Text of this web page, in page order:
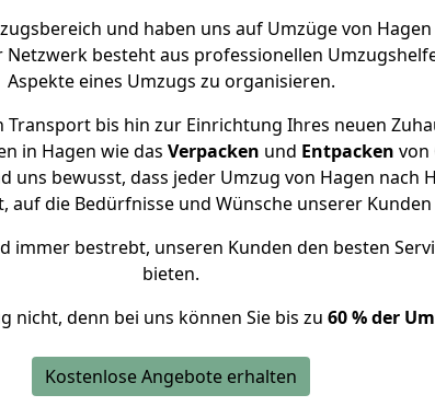
und haben uns auf Umzüge von
Netzwerk besteht aus professionellen
Aspekte eines Umzugs zu organisieren.
Transport bis hin zur Einrichtung Ihres neuen
in Hagen wie das Verpacken und Entpacken von
uns bewusst, dass jeder Umzug von Hagen nach
auf die Bedürfnisse und Wünsche unserer
immer bestrebt, unseren Kunden den besten
bieten.
nicht, denn bei uns können Sie bis zu 60 % der
Kostenlose Angebote erhalten